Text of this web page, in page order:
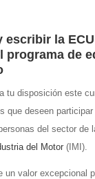
escribir la
programa de
tu disposición este
que deseen
del sector de
del Motor (IMI).
un valor excepcional